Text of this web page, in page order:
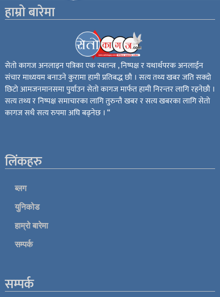
हाम्रो बारेमा
सेतो कागज अनलाइन पत्रिका एक स्वतन्त्र , निष्पक्ष र यथार्थपरक अनलाईन
संचार माध्ययम बनाउने कुरामा हामी प्रतिबद्ध छौ । सत्य तथ्य खबर जति सक्दो
छिटो आमजनमानसमा पुर्याउन सेतो कागज मार्फत हामी निरन्तर लागि रहनेछौ ।
सत्य तथ्य र निष्पक्ष समाचारका लागि तुरुन्तै खबर र सत्य खबरका लागि सेतो
कागज सधै सत्य रुपमा अघि बढ्नेछ । “
लिंकहरु
ब्लग
युनिकोड
हाम्रो बारेमा
सम्पर्क
सम्पर्क